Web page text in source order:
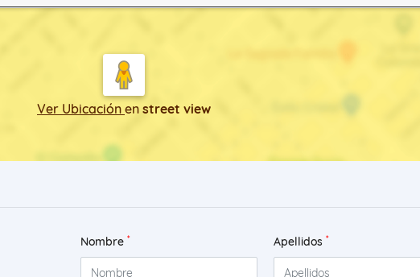
Ver Ubicación en street view
Nombre * Apellidos *